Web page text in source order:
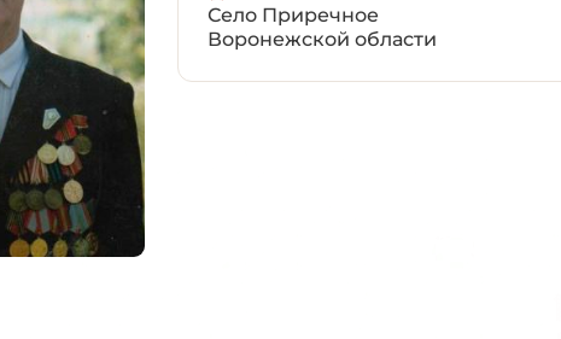
Село Приречное
Воронежской области